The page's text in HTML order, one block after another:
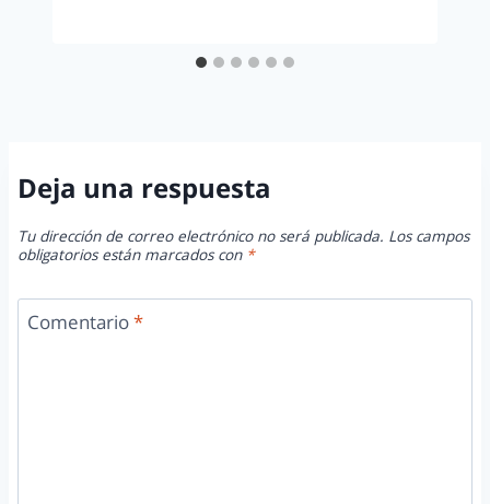
Deja una respuesta
Tu dirección de correo electrónico no será publicada. Los campos
obligatorios están marcados con *
Comentario*